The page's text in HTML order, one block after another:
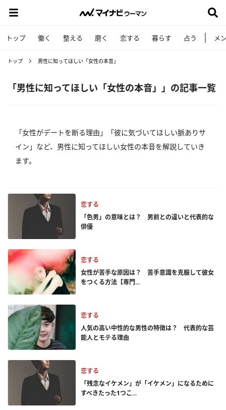
トップ 働く 整える 磨く 恋する 暮らす 占う メ
トップ 男性に知ってほしい「女性の本音」
「男性に知ってほしい「女性の本音」」の記事一覧
「女性がデートを断る理由」「彼に気づいてほしい脈ありサ
イン」など、男性に知ってほしい女性の本音を解説していき
ます。
恋する
「色男」の意味とは？ 男前との違いと代表的な
俳優
恋する
女性が苦手な原因は？ 苦手意識を克服して彼女
をつくる方法【専門...
恋する
人気の高い中性的な男性の特徴は？ 代表的な芸
能人とモテる理由
恋する
「残念なイケメン」が「イケメン」になるために
すべきたった1つこ...